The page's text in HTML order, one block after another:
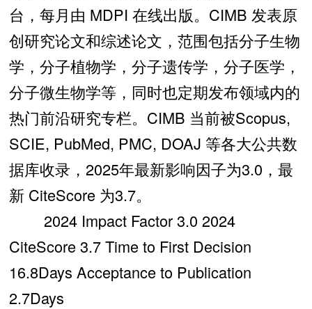
台，每月由 MDPI 在线出版。CIMB 发表原
创研究论文和综述论文，范围包括分子生物
学，分子植物学，分子遗传学，分子医学，
分子微生物学等，同时也定期发布领域内的
热门前沿研究专栏。CIMB 当前被Scopus,
SCIE, PubMed, PMC, DOAJ 等各大公共数
据库收录，2025年最新影响因子为3.0，最
新 CiteScore 为3.7。
2024 Impact Factor 3.0 2024
CiteScore 3.7 Time to First Decision
16.8Days Acceptance to Publication
2.7Days